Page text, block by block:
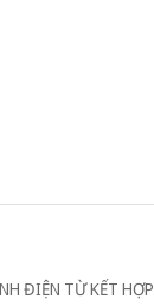
ĐIỆN TỪ KẾT HỢP